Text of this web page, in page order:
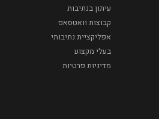
עיתון בנתיבות
קבוצות וואטסאפ
אפליקציית נתיבותי
בעלי מקצוע
מדיניות פרטיות